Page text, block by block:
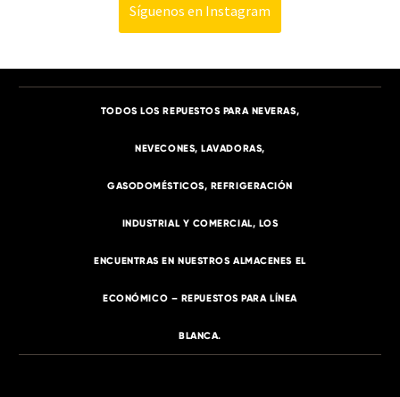
Síguenos en Instagram
TODOS LOS REPUESTOS PARA NEVERAS,
NEVECONES, LAVADORAS,
GASODOMÉSTICOS, REFRIGERACIÓN
INDUSTRIAL Y COMERCIAL, LOS
ENCUENTRAS EN NUESTROS ALMACENES EL
ECONÓMICO – REPUESTOS PARA LÍNEA
BLANCA.